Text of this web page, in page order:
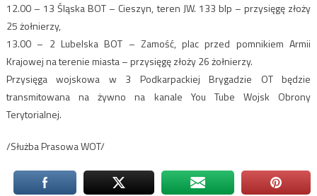
12.00 – 13 Śląska BOT – Cieszyn, teren JW. 133 blp – przysięgę złoży
25 żołnierzy,
13.00 – 2 Lubelska BOT – Zamość, plac przed pomnikiem Armii
Krajowej na terenie miasta – przysięgę złoży 26 żołnierzy.
Przysięga wojskowa w 3 Podkarpackiej Brygadzie OT będzie
transmitowana na żywno na kanale You Tube Wojsk Obrony
Terytorialnej.
/Służba Prasowa WOT/